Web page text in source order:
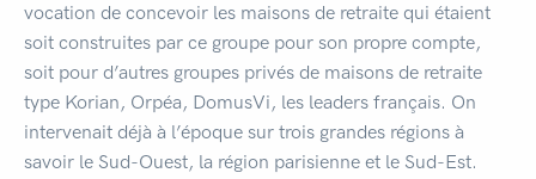
vocation de concevoir les maisons de retraite qui étaient
soit construites par ce groupe pour son propre compte,
soit pour d’autres groupes privés de maisons de retraite
type Korian, Orpéa, DomusVi, les leaders français. On
intervenait déjà à l’époque sur trois grandes régions à
savoir le Sud-Ouest, la région parisienne et le Sud-Est.